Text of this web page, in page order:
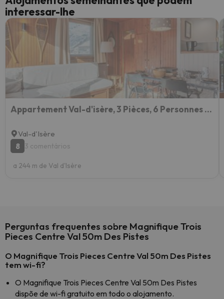
interessar-lhe
Appartement Val-d'isère, 3 Pièces, 6 Personnes - Fr-1-694-221
Val-d'Isère
8
3 comentários
a 244 m de Val d'Isère
Perguntas frequentes sobre Magnifique Trois
Pieces Centre Val 50m Des Pistes
O Magnifique Trois Pieces Centre Val 50m Des Pistes
tem wi-fi?
O Magnifique Trois Pieces Centre Val 50m Des Pistes
dispõe de wi-fi gratuito em todo o alojamento.